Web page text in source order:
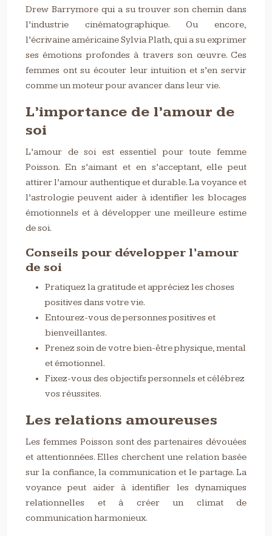
Drew Barrymore qui a su trouver son chemin dans
l’industrie cinématographique. Ou encore,
l’écrivaine américaine Sylvia Plath, qui a su exprimer
ses émotions profondes à travers son œuvre. Ces
femmes ont su écouter leur intuition et s’en servir
comme un moteur pour avancer dans leur vie.
L’importance de l’amour de
soi
L’amour de soi est essentiel pour toute femme
Poisson. En s’aimant et en s’acceptant, elle peut
attirer l’amour authentique et durable. La voyance et
l’astrologie peuvent aider à identifier les blocages
émotionnels et à développer une meilleure estime
de soi.
Conseils pour développer l’amour
de soi
Pratiquez la gratitude et appréciez les choses
positives dans votre vie.
Entourez-vous de personnes positives et
bienveillantes.
Prenez soin de votre bien-être physique, mental
et émotionnel.
Fixez-vous des objectifs personnels et célébrez
vos réussites.
Les relations amoureuses
Les femmes Poisson sont des partenaires dévouées
et attentionnées. Elles cherchent une relation basée
sur la confiance, la communication et le partage. La
voyance peut aider à identifier les dynamiques
relationnelles et à créer un climat de
communication harmonieux.